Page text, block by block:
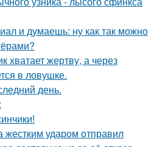
и думаешь: ну как так можно
хватает жертву, а через
в ловушке.
день.
ударом отправил